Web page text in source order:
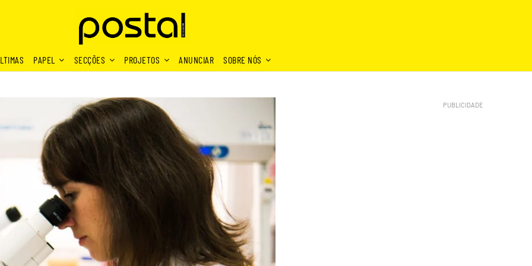
PAPEL SECÇÕES PROJETOS ANUNCIAR SOBRE NÓS